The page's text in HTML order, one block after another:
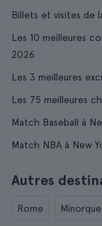
Billets et visites de
Les 10 meilleures
2026
Les 3 meilleures
Les 75 meilleures
Match Baseball à
Match NBA à New
Autres
Rome Minorque